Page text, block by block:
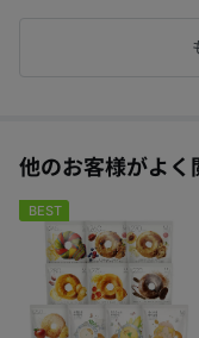
他のお客様がよく
BEST